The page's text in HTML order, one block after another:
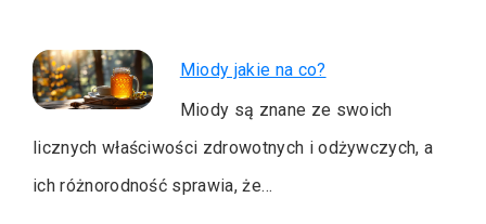
Miody jakie na co?
Miody są znane ze swoich
licznych właściwości zdrowotnych i odżywczych, a
ich różnorodność sprawia, że…